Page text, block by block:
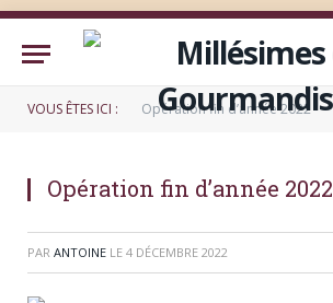
VOUS ÊTES ICI : Opération fin d’année 2022
Opération fin d’année 2022
PAR ANTOINE LE 4 DÉCEMBRE 2022